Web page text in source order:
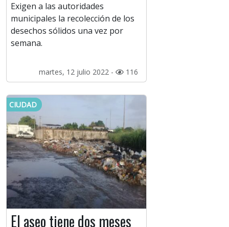
Exigen a las autoridades
municipales la recolección de los
desechos sólidos una vez por
semana.
martes, 12 julio 2022 - 116
CIUDAD
El aseo tiene dos meses